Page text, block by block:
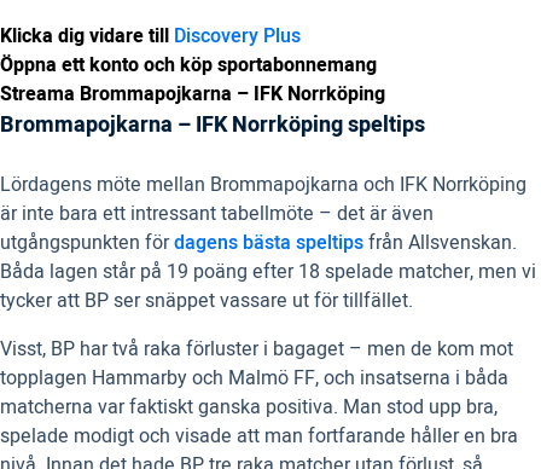
Klicka dig vidare till Discovery Plus
Öppna ett konto och köp sportabonnemang
Streama Brommapojkarna – IFK Norrköping
Brommapojkarna – IFK Norrköping speltips
Lördagens möte mellan Brommapojkarna och IFK Norrköping
är inte bara ett intressant tabellmöte – det är även
utgångspunkten fördagens bästa speltipsfrån Allsvenskan.
Båda lagen står på 19 poäng efter 18 spelade matcher, men vi
tycker att BP ser snäppet vassare ut för tillfället.
Visst, BP har två raka förluster i bagaget – men de kom mot
topplagen Hammarby och Malmö FF, och insatserna i båda
matcherna var faktiskt ganska positiva. Man stod upp bra,
spelade modigt och visade att man fortfarande håller en bra